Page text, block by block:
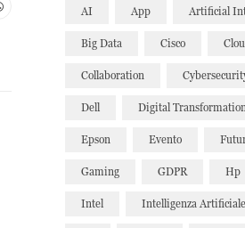
AI App Artificial
Big Data Cisco
Collaboration
Dell Digital
Epson Evento
Gaming GDPR Hp
Intel Intelligenza Artificiale